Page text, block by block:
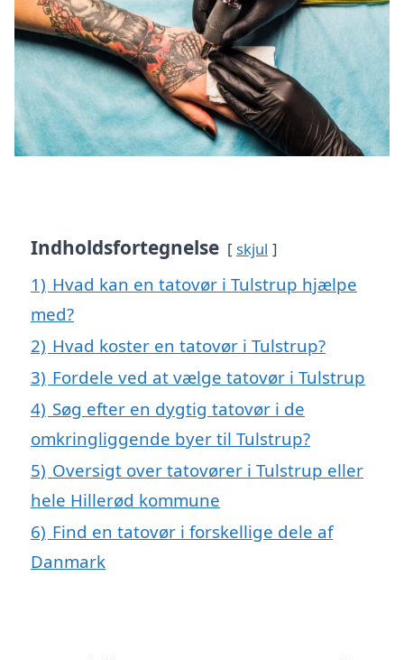
Indholdsfortegnelse skjul
1) Hvad kan en tatovør i Tulstrup hjælpe
med?
2) Hvad koster en tatovør i Tulstrup?
3) Fordele ved at vælge tatovør i Tulstrup
4) Søg efter en dygtig tatovør i de
omkringliggende byer til Tulstrup?
5) Oversigt over tatovører i Tulstrup eller
hele Hillerød kommune
6) Find en tatovør i forskellige dele af
Danmark